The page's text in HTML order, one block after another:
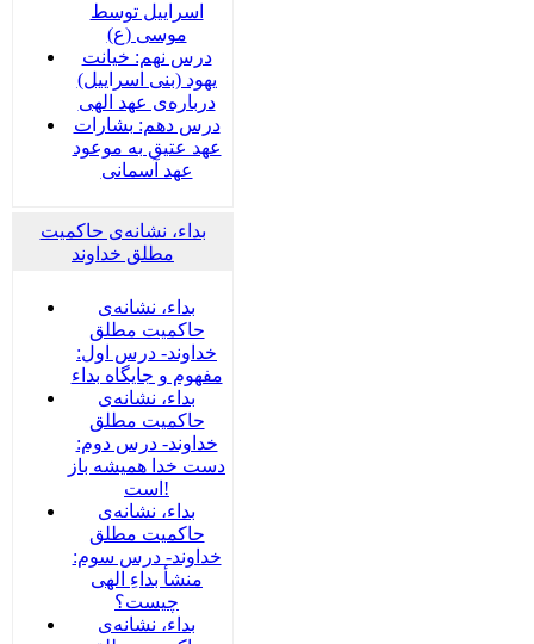
اسراییل توسط
موسی (ع)
درس نهم: خیانت
یهود (بنی اسراییل)
درباره‌ی عهد الهی
درس دهم: بشارات
عهد عتیق به موعود
عهد آسمانی
بداء، نشانه‌ی حاکمیت
مطلق خداوند
بداء، نشانه‌ی
حاکمیت مطلق
خداوند- درس اول:
مفهوم و جایگاه بداء
بداء، نشانه‌ی
حاکمیت مطلق
خداوند- درس دوم:
دست خدا همیشه باز
است!
بداء، نشانه‌ی
حاکمیت مطلق
خداوند- درس سوم:
منشأ بداءِ الهی
چیست؟
بداء، نشانه‌ی